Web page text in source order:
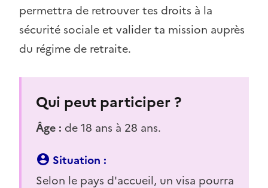
permettra de retrouver tes droits à la
sécurité sociale et valider ta mission auprès
du régime de retraite.
Qui peut participer ?
Âge : de 18 ans à 28 ans.
Situation :
Selon le pays d'accueil, un visa pourra